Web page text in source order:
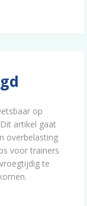
op
artikel gaat
overbelasting
voor trainers
te